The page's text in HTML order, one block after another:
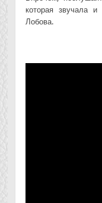
которая звучала и
Лобова.